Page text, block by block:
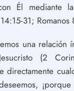
Él mediante
31; Romanos
una relación
(2
directamente